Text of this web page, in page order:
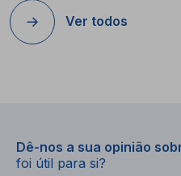
Ver todos
Dê-nos a sua opinião
foi útil para si?